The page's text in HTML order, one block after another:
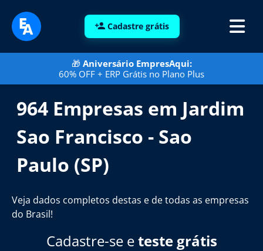
Cadastre grátis
🎁 Aniversário EmpresAqui:
60% OFF + ERP Grátis no Plano Plus
964 Empresas em Jardim
Sao Francisco - Sao
Paulo (SP)
Veja dados completos destas e de todas as empresas
do Brasil!
Cadastre-se eteste grátis